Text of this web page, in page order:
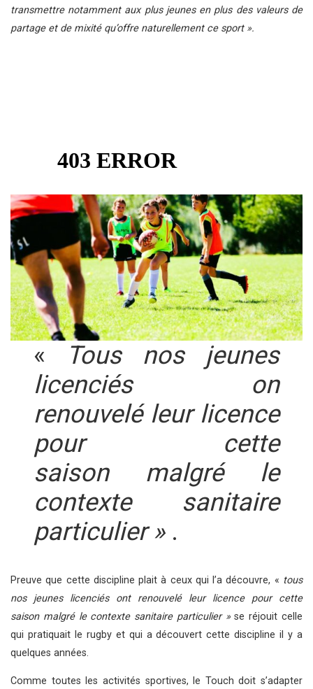
transmettre notamment aux plus jeunes en plus des valeurs de
partage et de mixité qu’offre naturellement ce sport ».
«
Tous nos jeunes
licenciés on
renouvelé leur licence
pour cette
saison malgré le
contexte sanitaire
particulier » .
Preuve que cette discipline plait à ceux qui l’a découvre, « tous
nos jeunes licenciés ont renouvelé leur licence pour cette
saison malgré le contexte sanitaire particulier »se réjouit celle
qui pratiquait le rugby et qui a découvert cette discipline il y a
quelques années.
Comme toutes les activités sportives, le Touch doit s’adapter